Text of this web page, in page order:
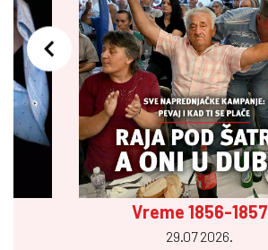
Vreme 1856-1857
29.07 2026.